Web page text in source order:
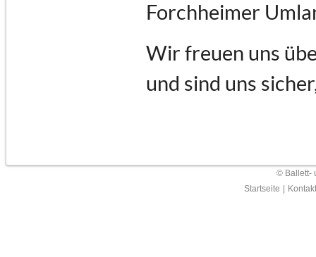
Forchheimer
Wir freuen uns
und sind uns
© Ballett-
Startseite
Kontakt